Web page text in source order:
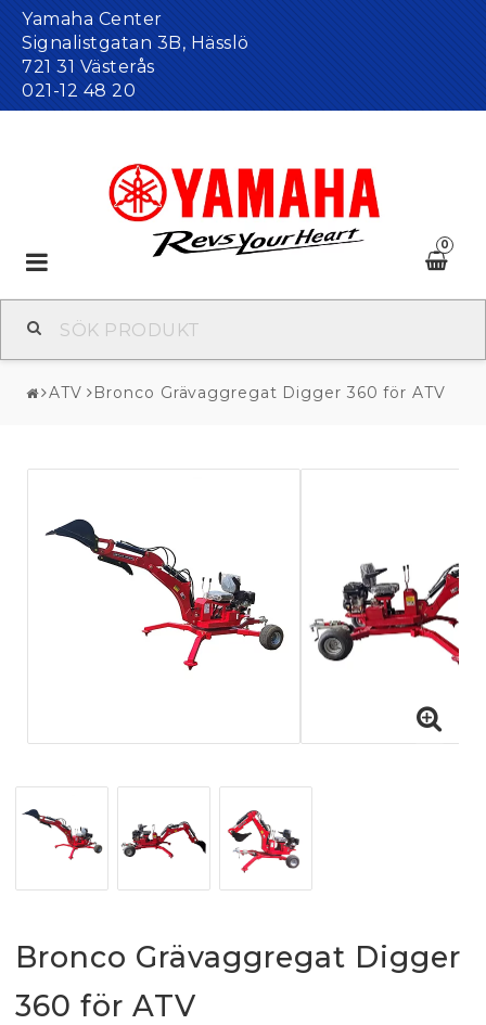
Yamaha Center
Signalistgatan 3B, Hässlö
721 31 Västerås
021-12 48 20
0
Toggle
navigation
ATV Bronco Grävaggregat Digger 360 för ATV
Bronco Grävaggregat Digger
360 för ATV